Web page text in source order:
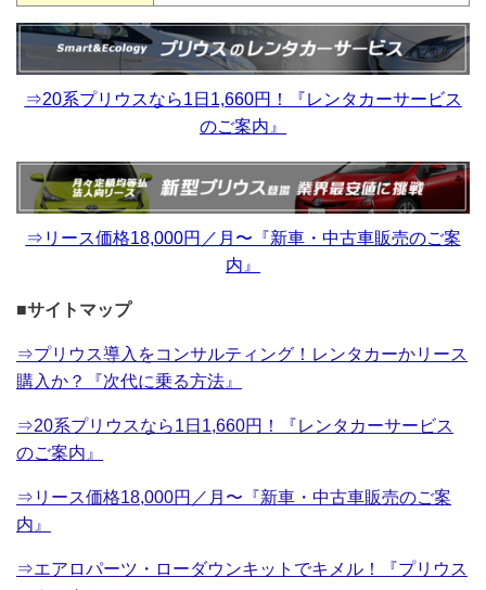
⇒20系プリウスなら1日1,660円！『レンタカーサービス
のご案内』
⇒リース価格18,000円／月〜『新車・中古車販売のご案
内』
■サイトマップ
⇒プリウス導入をコンサルティング！レンタカーかリース
購入か？『次代に乗る方法』
⇒20系プリウスなら1日1,660円！『レンタカーサービス
のご案内』
⇒リース価格18,000円／月〜『新車・中古車販売のご案
内』
⇒エアロパーツ・ローダウンキットでキメル！『プリウス